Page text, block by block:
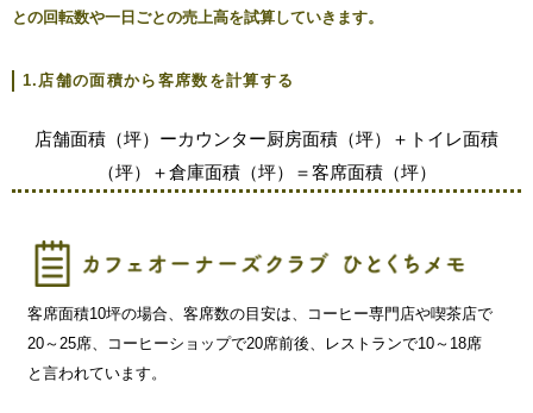
との回転数や一日ごとの売上高を試算していきます。
1.店舗の面積から客席数を計算する
店舗面積（坪）ーカウンター厨房面積（坪）＋トイレ面積
（坪）＋倉庫面積（坪）＝客席面積（坪）
客席面積10坪の場合、客席数の目安は、コーヒー専門店や喫茶店で
20～25席、コーヒーショップで20席前後、レストランで10～18席
と言われています。